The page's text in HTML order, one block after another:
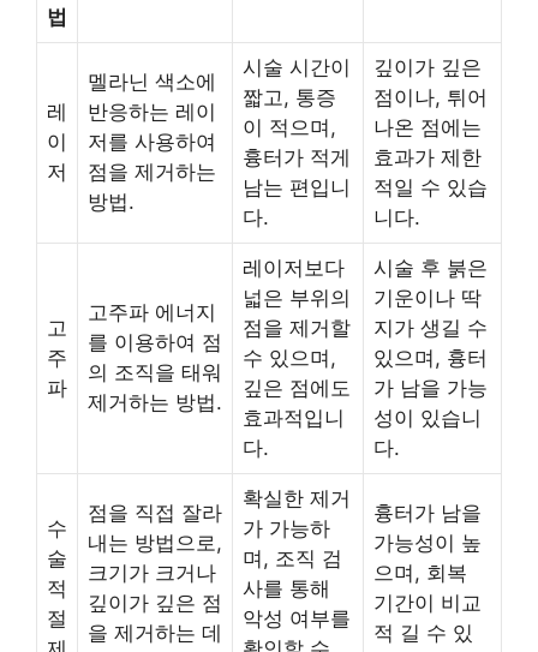
법
레
이
저
멜라닌 색소에
반응하는 레이
저를 사용하여
점을 제거하는
방법.
시술 시간이
짧고, 통증
이 적으며,
흉터가 적게
남는 편입니
다.
깊이가 깊은
점이나, 튀어
나온 점에는
효과가 제한
적일 수 있습
니다.
고
주
파
고주파 에너지
를 이용하여 점
의 조직을 태워
제거하는 방법.
레이저보다
넓은 부위의
점을 제거할
수 있으며,
깊은 점에도
효과적입니
다.
시술 후 붉은
기운이나 딱
지가 생길 수
있으며, 흉터
가 남을 가능
성이 있습니
다.
수
술
적
절
점을 직접 잘라
내는 방법으로,
크기가 크거나
깊이가 깊은 점
을 제거하는 데
확실한 제거
가 가능하
며, 조직 검
사를 통해
악성 여부를
흉터가 남을
가능성이 높
으며, 회복
기간이 비교
적 길 수 있